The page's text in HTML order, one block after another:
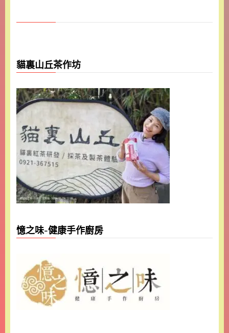
貓裏山丘茶作坊
憶之味-健康手作廚房